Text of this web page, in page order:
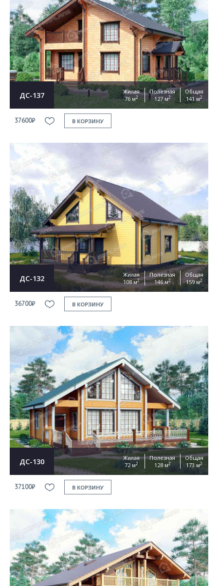
ДС-137
Жилая
76 м2
Полезная
127 м2
Общая
141 м2
37600₽ В КОРЗИНУ
ДС-132
Жилая
108 м2
Полезная
146 м2
Общая
159 м2
36700₽ В КОРЗИНУ
ДС-130
Жилая
72 м2
Полезная
128 м2
Общая
173 м2
37100₽ В КОРЗИНУ